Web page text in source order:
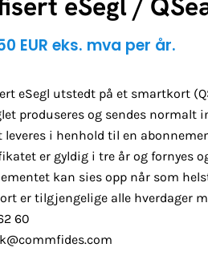
EUR eks. mva per år.
eSegl utstedt på et smartkort
produseres og sendes normalt
leveres i henhold til en
er gyldig i tre år og fornyes
kan sies opp når som
er tilgjengelige alle hverdager
60